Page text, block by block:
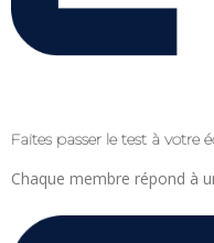
Faites passer le test à votre
Chaque membre répond à